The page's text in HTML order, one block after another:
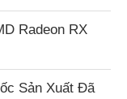
Radeon RX
Sản Xuất Đã